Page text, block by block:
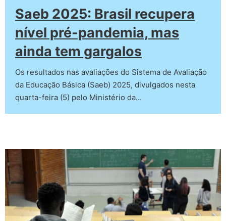
Saeb 2025: Brasil recupera
nível pré-pandemia, mas
ainda tem gargalos
Os resultados nas avaliações do Sistema de Avaliação
da Educação Básica (Saeb) 2025, divulgados nesta
quarta-feira (5) pelo Ministério da…